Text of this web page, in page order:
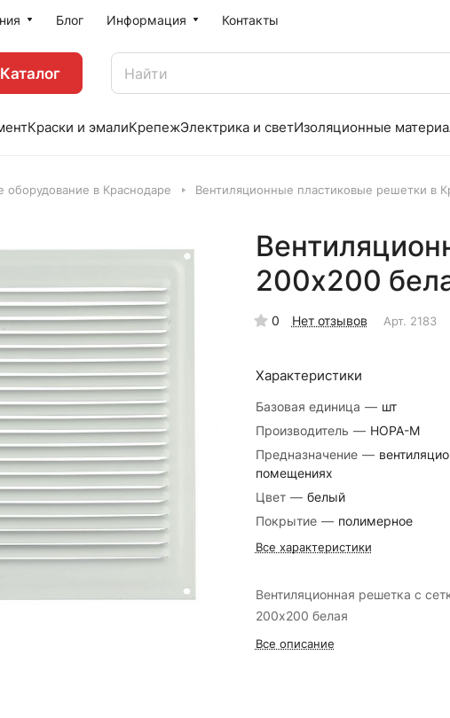
Блог Информация Контакты
Каталог
Краски и эмалиКрепежЭлектрика и светИзоляционные
оборудование в Краснодаре Вентиляционные пластиковые решетки в
200х200
0 Нет отзывов Арт. 2183
Характеристики
Базовая единица — шт
Производитель — НОРА-М
Предназначение —
помещениях
Цвет — белый
Покрытие — полимерное
Все характеристики
Вентиляционная решетка с
200х200 белая
Все описание